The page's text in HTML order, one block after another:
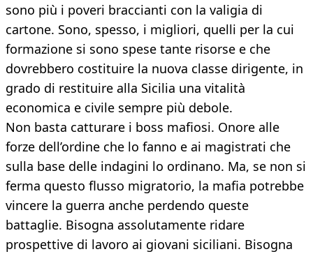
sono più i poveri braccianti con la valigia di
cartone. Sono, spesso, i migliori, quelli per la cui
formazione si sono spese tante risorse e che
dovrebbero costituire la nuova classe dirigente, in
grado di restituire alla Sicilia una vitalità
economica e civile sempre più debole.
Non basta catturare i boss mafiosi. Onore alle
forze dell’ordine che lo fanno e ai magistrati che
sulla base delle indagini lo ordinano. Ma, se non si
ferma questo flusso migratorio, la mafia potrebbe
vincere la guerra anche perdendo queste
battaglie. Bisogna assolutamente ridare
prospettive di lavoro ai giovani siciliani. Bisogna